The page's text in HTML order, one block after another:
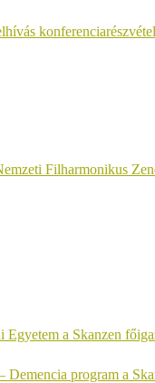
Filharmonikus
Egyetem a Skanzen
program a